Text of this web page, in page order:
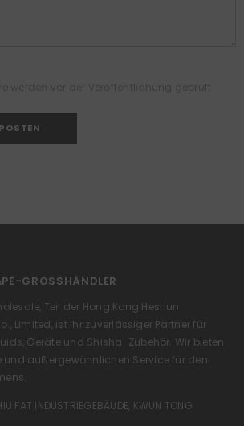
GROSSHÄNDLER
Teil der Hong Kong Heshun
Limited, ist Ihr zuverlässiger Partner für
Geräte und Shisha-Zubehör. Wir bieten
und außergewöhnlichen Service für den
FAT INDUSTRIEGEBÄUDE, KWUN TONG